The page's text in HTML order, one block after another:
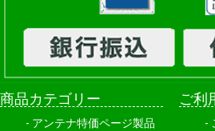
商品カテゴリー
アンテナ特価ページ製品
ご利